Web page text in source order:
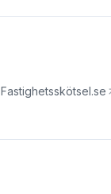
Fastighetsskötsel.se